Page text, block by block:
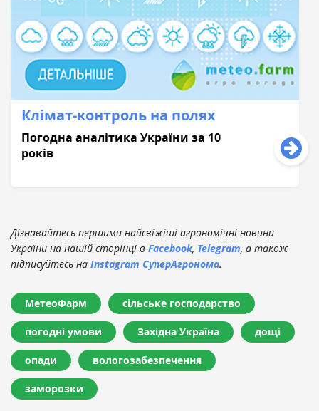
Клімат-контроль на полях
Погодна аналітика України за 10
років
Дізнавайтесь першими найсвіжіші агрономічні новини
України на нашій сторінці в Facebook, Telegram, а також
підписуйтесь на Instagram СуперАгронома.
МетеоФарм сільське господарство
погодні умови Західна Україна дощі
опади вологозабезпечення
заморозки